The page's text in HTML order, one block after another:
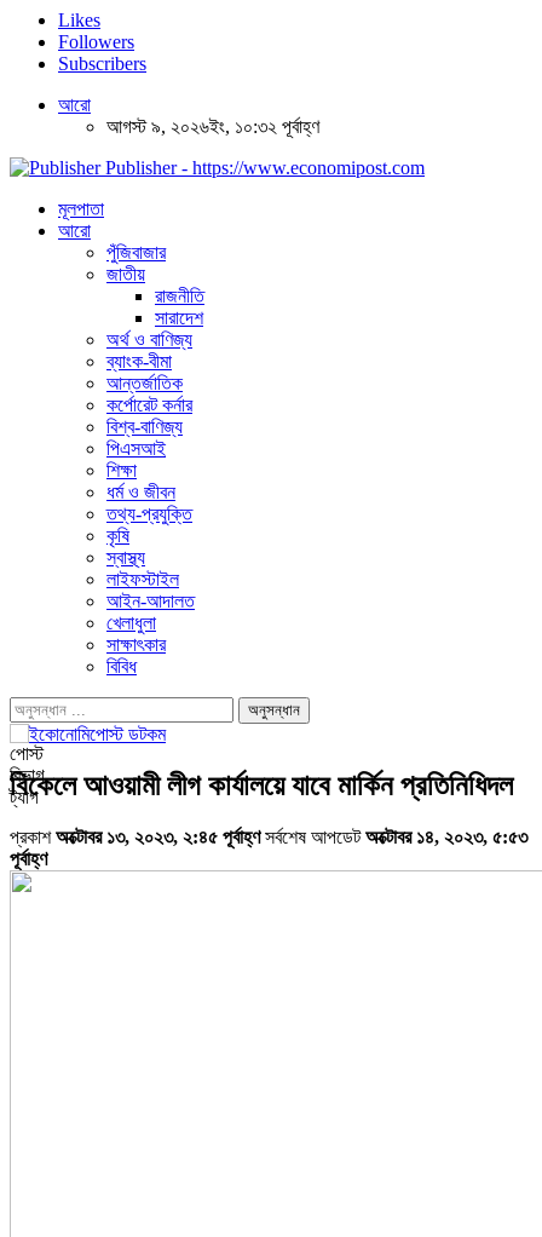
Likes
Followers
Subscribers
আরো
আগস্ট ৯, ২০২৬ইং, ১০:৩২ পূর্বাহ্ণ
Publisher - https://www.economipost.com
মূলপাতা
আরো
পুঁজিবাজার
জাতীয়
রাজনীতি
সারাদেশ
অর্থ ও বাণিজ্য
ব্যাংক-বীমা
আন্তর্জাতিক
কর্পোরেট কর্নার
বিশ্ব-বাণিজ্য
পিএসআই
শিক্ষা
ধর্ম ও জীবন
তথ্য-প্রযুক্তি
কৃষি
স্বাস্থ্য
লাইফস্টাইল
আইন-আদালত
খেলাধুলা
সাক্ষাৎকার
বিবিধ
পোস্ট
বিভাগ
ট্যাগ
বিকেলে আওয়ামী লীগ কার্যালয়ে যাবে মার্কিন প্রতিনিধিদল
প্রকাশঅক্টোবর ১৩, ২০২৩, ২:৪৫ পূর্বাহ্ণ সর্বশেষ আপডেটঅক্টোবর ১৪, ২০২৩, ৫:৫৩
পূর্বাহ্ণ